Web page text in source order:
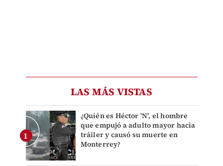
LAS MÁS VISTAS
¿Quién es Héctor 'N', el hombre
que empujó a adulto mayor hacia
tráiler y causó su muerte en
Monterrey?